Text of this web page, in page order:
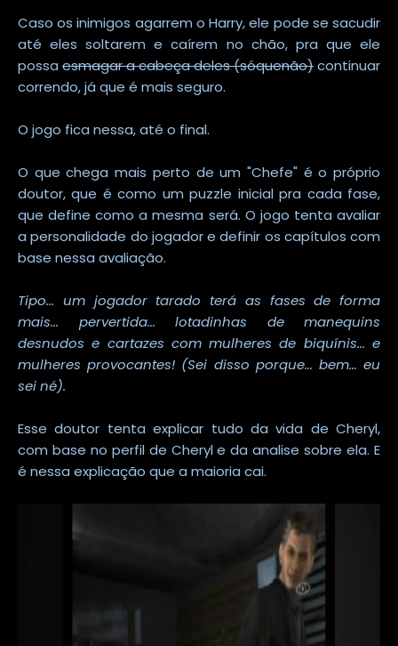
Caso os inimigos agarrem o Harry, ele pode se sacudir
até eles soltarem e caírem no chão, pra que ele
possa esmagar a cabeça deles (sóquenão)continuar
correndo, já que é mais seguro.
O jogo fica nessa, até o final.
O que chega mais perto de um "Chefe" é o próprio
doutor, que é como um puzzle inicial pra cada fase,
que define como a mesma será. O jogo tenta avaliar
a personalidade do jogador e definir os capítulos com
base nessa avaliação.
Tipo... um jogador tarado terá as fases de forma
mais... pervertida... lotadinhas de manequins
desnudos e cartazes com mulheres de biquínis... e
mulheres provocantes! (Sei disso porque... bem... eu
sei né).
Esse doutor tenta explicar tudo da vida de Cheryl,
com base no perfil de Cheryl e da analise sobre ela. E
é nessa explicação que a maioria cai.